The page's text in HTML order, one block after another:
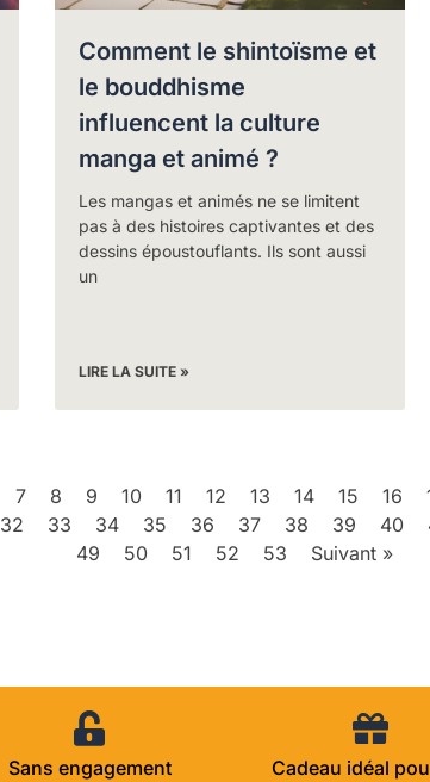
Comment le shintoïsme et
le bouddhisme
influencent la culture
manga et animé ?
Les mangas et animés ne se limitent
pas à des histoires captivantes et des
dessins époustouflants. Ils sont aussi
un
LIRE LA SUITE »
7 8 9 10 11 12 13 14 15 16
32 33 34 35 36 37 38 39 40
49
50 51 52 53 Suivant »
Sans engagement Cadeau idéal